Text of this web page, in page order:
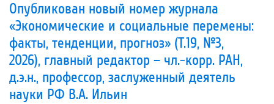
Опубликован новый номер журнала
«Экономические и социальные перемены:
факты, тенденции, прогноз» (Т.19, №3,
2026), главный редактор – чл.-корр. РАН,
д.э.н., профессор, заслуженный деятель
науки РФ В.А. Ильин